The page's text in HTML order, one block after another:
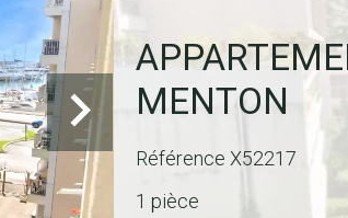
MENTON
Référence X52217
1 pièce